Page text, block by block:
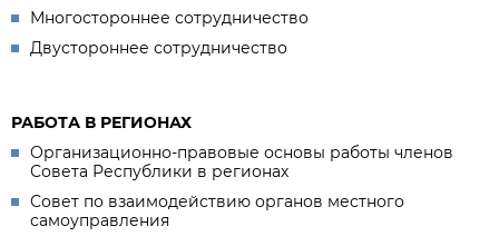
Многостороннее сотрудничество
Двустороннее сотрудничество
РАБОТА В РЕГИОНАХ
Организационно-правовые основы работы членов
Совета Республики в регионах
Совет по взаимодействию органов местного
самоуправления